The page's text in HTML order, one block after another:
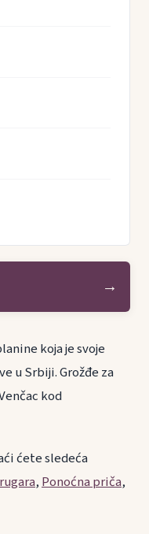
→
koja je svoje
u Srbiji. Grožđe za
kod
ćete sledeća
,Ponoćna priča,